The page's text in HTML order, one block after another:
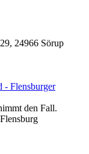
24966 Sörup
- Flensburger
den Fall.